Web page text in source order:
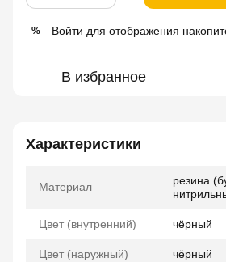
% Войти для отображения
В избранное
Характеристики
Материал
резина
Цвет (внутренний) чёрный
Цвет (наружный) чёрный